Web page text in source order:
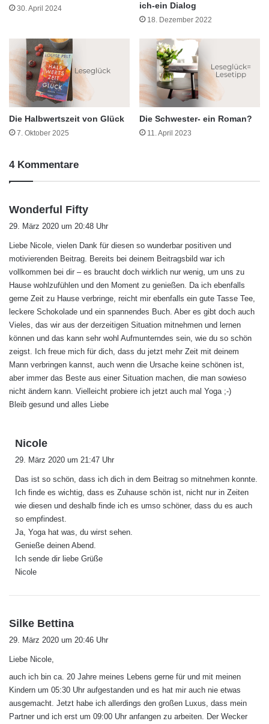
30. April 2024
ich-ein Dialog
18. Dezember 2022
Die Halbwertszeit von Glück
7. Oktober 2025
Die Schwester- ein Roman?
11. April 2023
4 Kommentare
Wonderful Fifty
t
:
29. März 2020 um 20:48 Uhr
Liebe Nicole, vielen Dank für diesen so wunderbar positiven und
motivierenden Beitrag. Bereits bei deinem Beitragsbild war ich
vollkommen bei dir – es braucht doch wirklich nur wenig, um uns zu
Hause wohlzufühlen und den Moment zu genießen. Da ich ebenfalls
gerne Zeit zu Hause verbringe, reicht mir ebenfalls ein gute Tasse Tee,
leckere Schokolade und ein spannendes Buch. Aber es gibt doch auch
Vieles, das wir aus der derzeitigen Situation mitnehmen und lernen
können und das kann sehr wohl Aufmunterndes sein, wie du so schön
zeigst. Ich freue mich für dich, dass du jetzt mehr Zeit mit deinem
Mann verbringen kannst, auch wenn die Ursache keine schönen ist,
aber immer das Beste aus einer Situation machen, die man sowieso
nicht ändern kann. Vielleicht probiere ich jetzt auch mal Yoga ;-)
Bleib gesund und alles Liebe
Nicole
t
:
29. März 2020 um 21:47 Uhr
Das ist so schön, dass ich dich in dem Beitrag so mitnehmen konnte.
Ich finde es wichtig, dass es Zuhause schön ist, nicht nur in Zeiten
wie diesen und deshalb finde ich es umso schöner, dass du es auch
so empfindest.
Ja, Yoga hat was, du wirst sehen.
Genieße deinen Abend.
Ich sende dir liebe Grüße
Nicole
Silke Bettina
:
29. März 2020 um 20:46 Uhr
Liebe Nicole,
auch ich bin ca. 20 Jahre meines Lebens gerne für und mit meinen
Kindern um 05:30 Uhr aufgestanden und es hat mir auch nie etwas
ausgemacht. Jetzt habe ich allerdings den großen Luxus, dass mein
Partner und ich erst um 09:00 Uhr anfangen zu arbeiten. Der Wecker